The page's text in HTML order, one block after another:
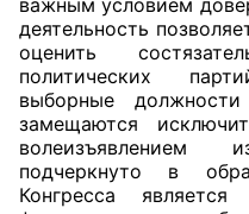
органах
исполнительной
Общественные
независимой
оказания услуг
важным условием
деятельность
оценить
политических
выборные
замещаются
подчеркнуто в
Конгресса